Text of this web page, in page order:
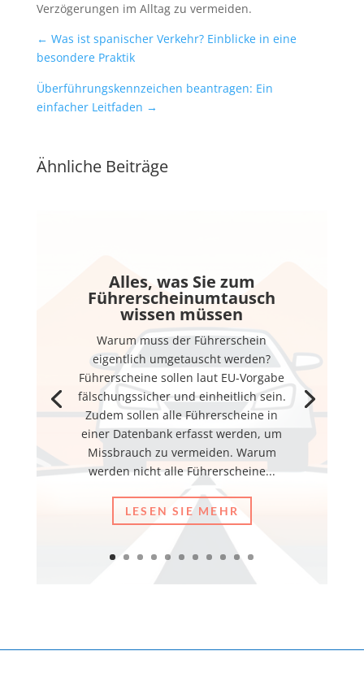
Verzögerungen im Alltag zu vermeiden.
← Was ist spanischer Verkehr? Einblicke in eine
besondere Praktik
Überführungskennzeichen beantragen: Ein
einfacher Leitfaden →
Ähnliche Beiträge
Alles, was Sie zum
Führerscheinumtausch
wissen müssen
Warum muss der Führerschein
eigentlich umgetauscht werden?
Führerscheine sollen laut EU-Vorgabe
fälschungssicher und einheitlich sein.
Zudem sollen alle Führerscheine in
einer Datenbank erfasst werden, um
Missbrauch zu vermeiden. Warum
werden nicht alle Führerscheine...
LESEN SIE MEHR